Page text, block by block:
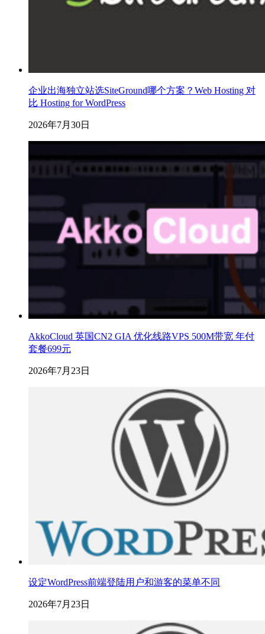
企业出海独立站选SiteGround哪个方案？Web Hosting 对
比 Hosting for WordPress
2026年7月30日
AkkoCloud 英国CN2 GIA 优化线路VPS 500M带宽 年付
套餐699元
2026年7月23日
设定WordPress前端登陆用户和游客的菜单不同
2026年7月23日